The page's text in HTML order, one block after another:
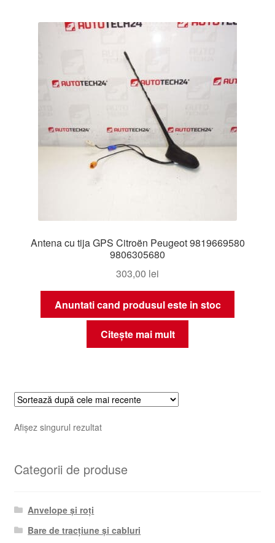
Finalizare comandă
Livrare în toată lumea
Plățile
Termeni si conditii
Antena cu tija GPS Citroën Peugeot 9819669580
9806305680
303,00 lei
Anuntati cand produsul este in stoc
Citește mai mult
Afișez singurul rezultat
Categorii de produse
Anvelope și roți
Bare de tracțiune și cabluri